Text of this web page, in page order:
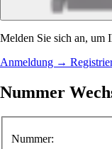
Melden Sie sich an, um
Anmeldung →
Nummer
Nummer: